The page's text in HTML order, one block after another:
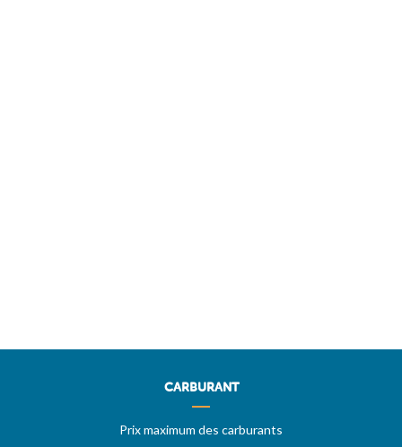
CARBURANT
Prix maximum des carburants